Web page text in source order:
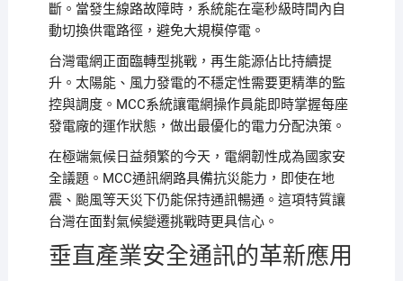
斷。當發生線路故障時，系統能在毫秒級時間內自
動切換供電路徑，避免大規模停電。
台灣電網正面臨轉型挑戰，再生能源佔比持續提
升。太陽能、風力發電的不穩定性需要更精準的監
控與調度。MCC系統讓電網操作員能即時掌握每座
發電廠的運作狀態，做出最優化的電力分配決策。
在極端氣候日益頻繁的今天，電網韌性成為國家安
全議題。MCC通訊網路具備抗災能力，即使在地
震、颱風等天災下仍能保持通訊暢通。這項特質讓
台灣在面對氣候變遷挑戰時更具信心。
垂直產業安全通訊的革新應用